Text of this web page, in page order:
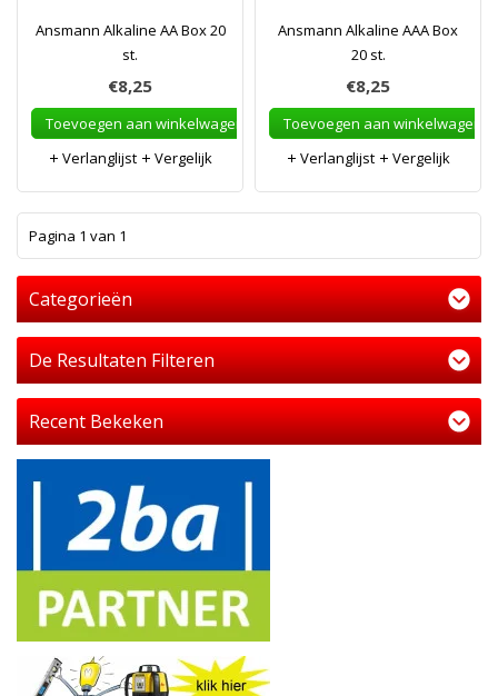
Ansmann Alkaline AA Box 20
st.
€8,25
Toevoegen aan winkelwagen
Verlanglijst
Vergelijk
Ansmann Alkaline AAA Box
20 st.
€8,25
Toevoegen aan winkelwagen
Verlanglijst
Vergelijk
Pagina 1 van 1
Categorieën
De Resultaten Filteren
Recent Bekeken